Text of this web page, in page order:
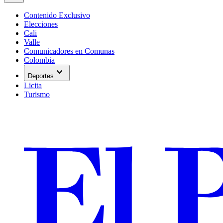
Contenido Exclusivo
Elecciones
Cali
Valle
Comunicadores en Comunas
Colombia
Deportes expand_more
Licita
Turismo